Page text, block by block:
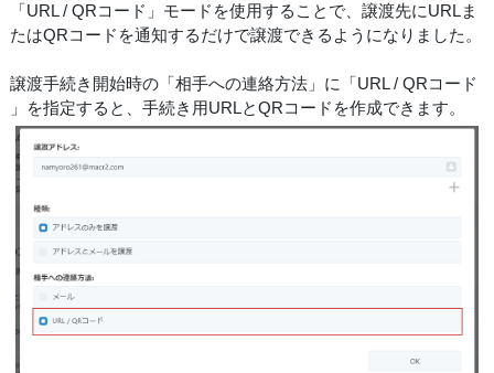
「URL / QRコード」モードを使用することで、譲渡先にURLま
たはQRコードを通知するだけで譲渡できるようになりました。
譲渡手続き開始時の「相手への連絡方法」に「URL / QRコード
」を指定すると、手続き用URLとQRコードを作成できます。